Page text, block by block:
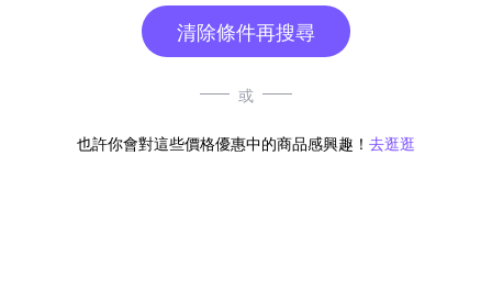
清除條件再搜尋
或
也許你會對這些價格優惠中的商品感興趣！ 去逛逛